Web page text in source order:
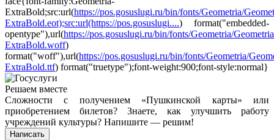
ExtraBold;src:url(https://pos.gosuslugi.ru/bin/fonts/Geometria/
ExtraBold.eot);src:url(https://pos.gosuslugi....) format("embedded-
opentype"),url(https://pos.gosuslugi.ru/bin/fonts/Geometria/
ExtraBold.woff)
format("woff"),url(https://pos.gosuslugi.ru/bin/fonts/Geometria/
ExtraBold.ttf) format("truetype");font-weight:900;font-style:normal}
Решаем вместе
Сложности с получением «Пушкинской карты» или
приобретением билетов? Знаете, как улучшить работу
учреждений культуры? Напишите — решим!
Написать